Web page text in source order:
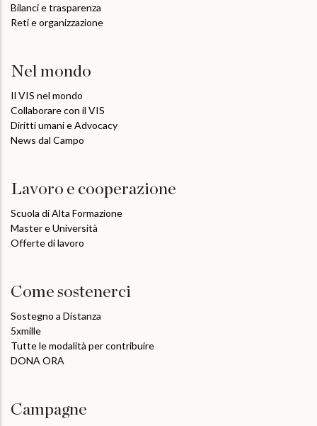
Bilanci e trasparenza
Reti e organizzazione
Nel mondo
Il VIS nel mondo
Collaborare con il VIS
Diritti umani e Advocacy
News dal Campo
Lavoro e cooperazione
Scuola di Alta Formazione
Master e Università
Offerte di lavoro
Come sostenerci
Sostegno a Distanza
5xmille
Tutte le modalità per contribuire
DONA ORA
Campagne